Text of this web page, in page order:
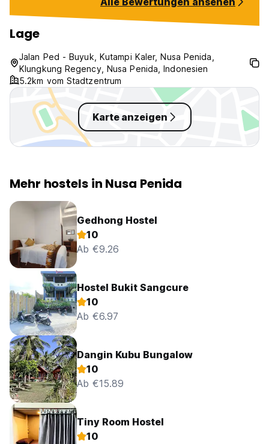
Lage
Jalan Ped - Buyuk, Kutampi Kaler, Nusa Penida,
Klungkung Regency, Nusa Penida, Indonesien
5.2km vom Stadtzentrum
Karte anzeigen
Mehr hostels in Nusa Penida
Gedhong Hostel
10
Ab €9.26
Hostel Bukit Sangcure
10
Ab €6.97
Dangin Kubu Bungalow
10
Ab €15.89
Tiny Room Hostel
10